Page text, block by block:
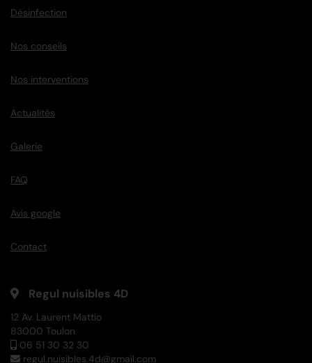
Désinfection
Nos conseils
Nos interventions
Actualités
Galerie
FAQ
Avis google
Contact
Regul nuisibles 4D
12 Av. Laurent Mattio
83000 Toulon
06 51 30 32 30
regul.nuisibles.4d@gmail.com